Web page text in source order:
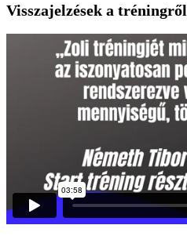
Visszajelzések a tréningről